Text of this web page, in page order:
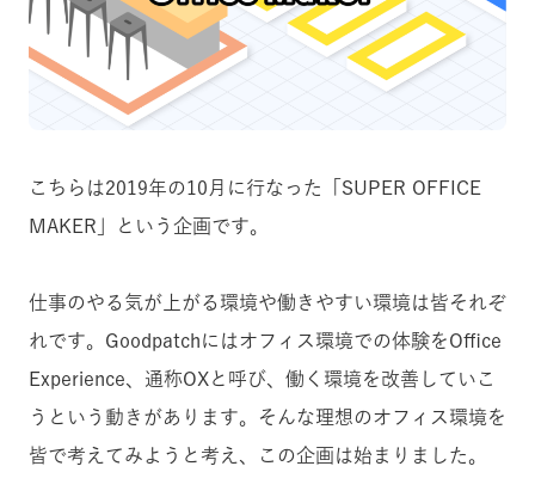
こちらは2019年の10月に行なった「SUPER OFFICE
MAKER」という企画です。
仕事のやる気が上がる環境や働きやすい環境は皆それぞ
れです。Goodpatchにはオフィス環境での体験をOffice
Experience、通称OXと呼び、働く環境を改善していこ
うという動きがあります。そんな理想のオフィス環境を
皆で考えてみようと考え、この企画は始まりました。